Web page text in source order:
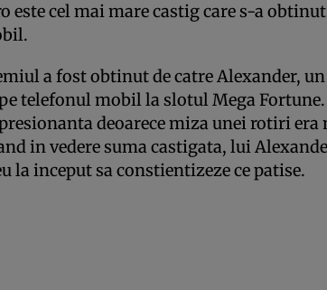
este cel mai mare castig care s-a
a fost obtinut de catre Alexander,
telefonul mobil la slotul Mega Fortune.
deoarece miza unei rotiri era
in vedere suma castigata, lui
la inceput sa constientizeze ce patise.